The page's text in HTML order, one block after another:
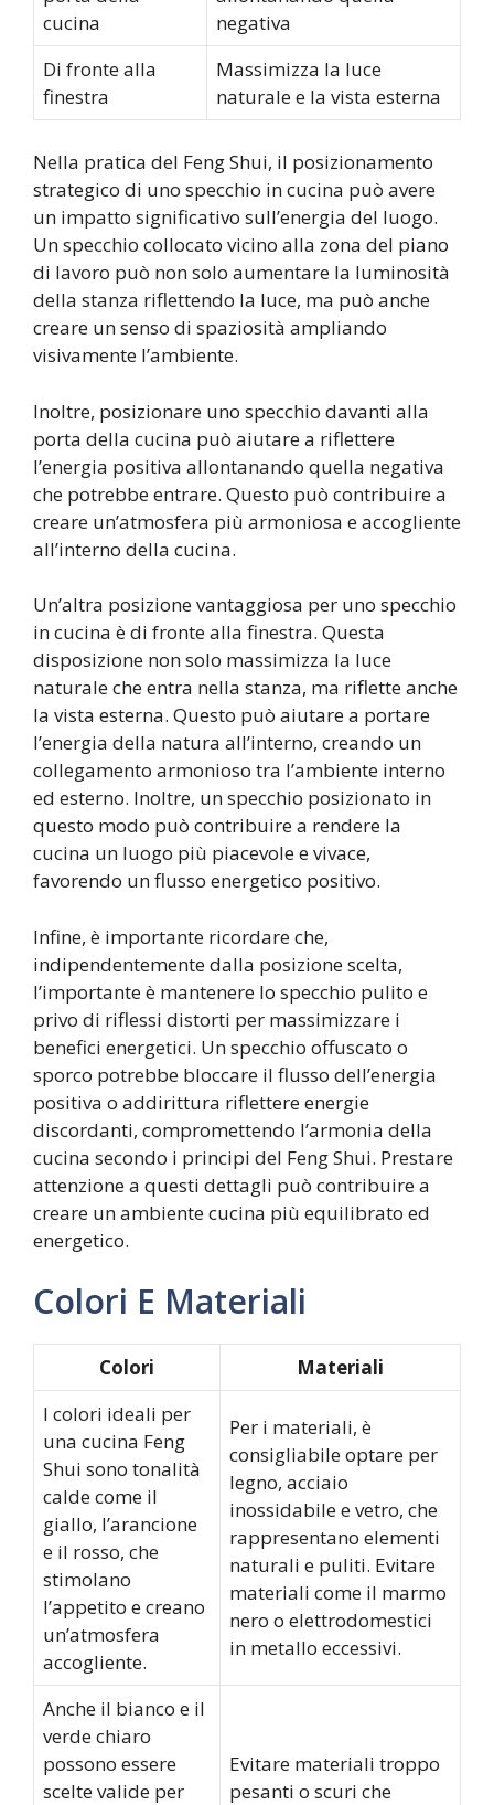
cucina
negativa
Di fronte alla
finestra
Massimizza la luce
naturale e la vista esterna
Nella pratica del Feng Shui, il posizionamento
strategico di uno specchio in cucina può avere
un impatto significativo sull’energia del luogo.
Un specchio collocato vicino alla zona del piano
di lavoro può non solo aumentare la luminosità
della stanza riflettendo la luce, ma può anche
creare un senso di spaziosità ampliando
visivamente l’ambiente.
Inoltre, posizionare uno specchio davanti alla
porta della cucina può aiutare a riflettere
l’energia positiva allontanando quella negativa
che potrebbe entrare. Questo può contribuire a
creare un’atmosfera più armoniosa e accogliente
all’interno della cucina.
Un’altra posizione vantaggiosa per uno specchio
in cucina è di fronte alla finestra. Questa
disposizione non solo massimizza la luce
naturale che entra nella stanza, ma riflette anche
la vista esterna. Questo può aiutare a portare
l’energia della natura all’interno, creando un
collegamento armonioso tra l’ambiente interno
ed esterno. Inoltre, un specchio posizionato in
questo modo può contribuire a rendere la
cucina un luogo più piacevole e vivace,
favorendo un flusso energetico positivo.
Infine, è importante ricordare che,
indipendentemente dalla posizione scelta,
l’importante è mantenere lo specchio pulito e
privo di riflessi distorti per massimizzare i
benefici energetici. Un specchio offuscato o
sporco potrebbe bloccare il flusso dell’energia
positiva o addirittura riflettere energie
discordanti, compromettendo l’armonia della
cucina secondo i principi del Feng Shui. Prestare
attenzione a questi dettagli può contribuire a
creare un ambiente cucina più equilibrato ed
energetico.
Colori E Materiali
Colori
Materiali
I colori ideali per
una cucina Feng
Shui sono tonalità
calde come il
giallo, l’arancione
e il rosso, che
stimolano
l’appetito e creano
un’atmosfera
accogliente.
Per i materiali, è
consigliabile optare per
legno, acciaio
inossidabile e vetro, che
rappresentano elementi
naturali e puliti. Evitare
materiali come il marmo
nero o elettrodomestici
in metallo eccessivi.
Anche il bianco e il
verde chiaro
possono essere
scelte valide per
Evitare materiali troppo
pesanti o scuri che